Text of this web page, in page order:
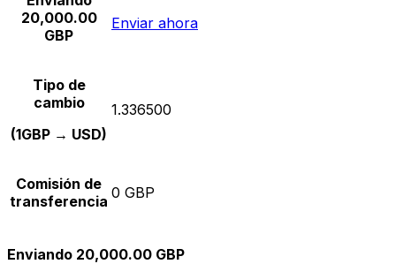
20,000.00
GBP
Enviar ahora
Tipo de
cambio
(1GBP → USD)
1.336500
Comisión de
transferencia 0 GBP
Enviando 20,000.00 GBP